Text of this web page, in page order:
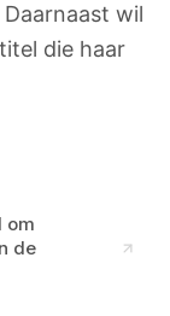
wil
die haar
om
de